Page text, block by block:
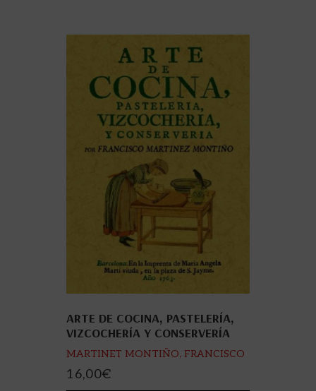
ARTE DE COCINA, PASTELERÍA,
VIZCOCHERÍA Y CONSERVERÍA
MARTINET MONTIÑO, FRANCISCO
16,00€